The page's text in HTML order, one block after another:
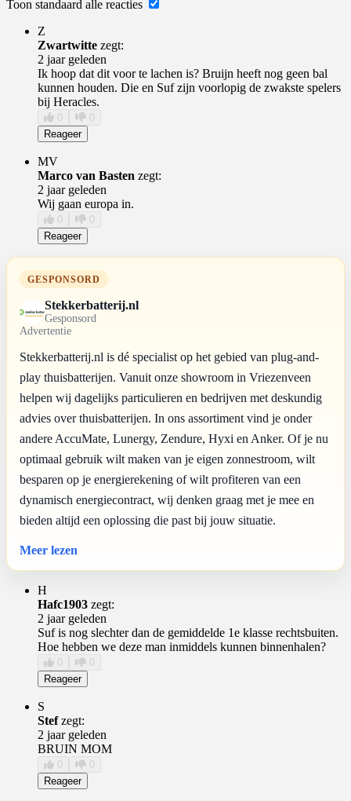
Toon standaard alle reacties
Z
Zwartwitte zegt:
2 jaar geleden
Ik hoop dat dit voor te lachen is? Bruijn heeft nog geen bal
kunnen houden. Die en Suf zijn voorlopig de zwakste spelers
bij Heracles.
0
0
Reageer
MV
Marco van Basten zegt:
2 jaar geleden
Wij gaan europa in.
0
0
Reageer
GESPONSORD
Stekkerbatterij.nl
Gesponsord
Advertentie
Stekkerbatterij.nl is dé specialist op het gebied van plug-and-
play thuisbatterijen. Vanuit onze showroom in Vriezenveen
helpen wij dagelijks particulieren en bedrijven met deskundig
advies over thuisbatterijen. In ons assortiment vind je onder
andere AccuMate, Lunergy, Zendure, Hyxi en Anker. Of je nu
optimaal gebruik wilt maken van je eigen zonnestroom, wilt
besparen op je energierekening of wilt profiteren van een
dynamisch energiecontract, wij denken graag met je mee en
bieden altijd een oplossing die past bij jouw situatie.
Meer lezen
H
Hafc1903 zegt:
2 jaar geleden
Suf is nog slechter dan de gemiddelde 1e klasse rechtsbuiten.
Hoe hebben we deze man inmiddels kunnen binnenhalen?
0
0
Reageer
S
Stefzegt:
2 jaar geleden
BRUIN MOM
0
0
Reageer